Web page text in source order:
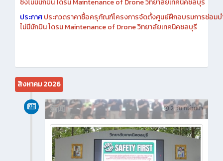
เอกสารประกวดราคาการซื้อครุภัณฑ์โครงการจัดตั้งศูนย์ฝึกอบรมการซ่
ซึ่งไม่มีนักบิน โดรน Maintenance of Drone วิทยาลัยเทคนิคชลบุรี
ประกาศประกวดราคาซื้อครุภัณฑ์โครงการจัดตั้งศูนย์ฝึกอบรมการซ่อมบ
สิงหาคม 2026
2 วัน ที่ผ่านมา
新闻